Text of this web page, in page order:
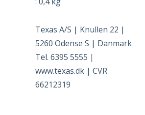
Texas A/S | Knullen 22 |
5260 Odense S | Danmark
Tel. 6395 5555 |
www.texas.dk | CVR
66212319